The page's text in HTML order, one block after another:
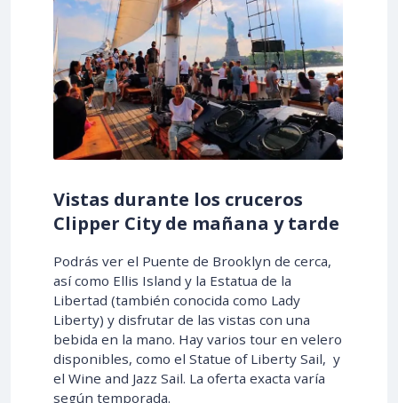
Vistas durante los cruceros
Clipper City de mañana y tarde
Podrás ver el Puente de Brooklyn de cerca,
así como Ellis Island y la Estatua de la
Libertad (también conocida como Lady
Liberty) y disfrutar de las vistas con una
bebida en la mano. Hay varios tour en velero
disponibles, como el Statue of Liberty Sail, y
el Wine and Jazz Sail. La oferta exacta varía
según temporada.